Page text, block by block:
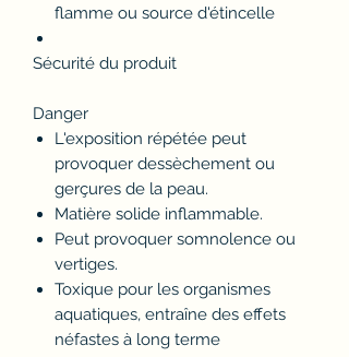
flamme ou source d'étincelle
Sécurité du produit
Danger
L'exposition répétée peut
provoquer dessèchement ou
gerçures de la peau.
Matière solide inflammable.
Peut provoquer somnolence ou
vertiges.
Toxique pour les organismes
aquatiques, entraîne des effets
néfastes à long terme